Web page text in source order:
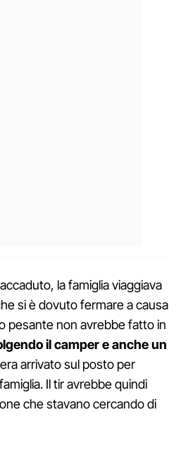
la famiglia viaggiava
si è dovuto fermare a causa
pesante non avrebbe fatto in
il camper e anche un
arrivato sul posto per
Il tir avrebbe quindi
che stavano cercando di